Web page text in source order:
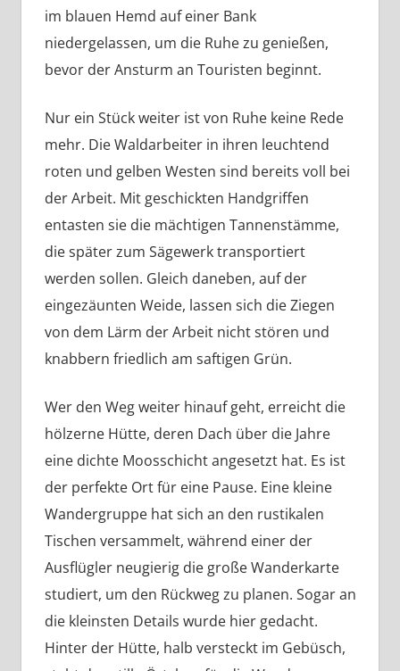
im blauen Hemd auf einer Bank
niedergelassen, um die Ruhe zu genießen,
bevor der Ansturm an Touristen beginnt.
Nur ein Stück weiter ist von Ruhe keine Rede
mehr. Die Waldarbeiter in ihren leuchtend
roten und gelben Westen sind bereits voll bei
der Arbeit. Mit geschickten Handgriffen
entasten sie die mächtigen Tannenstämme,
die später zum Sägewerk transportiert
werden sollen. Gleich daneben, auf der
eingezäunten Weide, lassen sich die Ziegen
von dem Lärm der Arbeit nicht stören und
knabbern friedlich am saftigen Grün.
Wer den Weg weiter hinauf geht, erreicht die
hölzerne Hütte, deren Dach über die Jahre
eine dichte Moosschicht angesetzt hat. Es ist
der perfekte Ort für eine Pause. Eine kleine
Wandergruppe hat sich an den rustikalen
Tischen versammelt, während einer der
Ausflügler neugierig die große Wanderkarte
studiert, um den Rückweg zu planen. Sogar an
die kleinsten Details wurde hier gedacht.
Hinter der Hütte, halb versteckt im Gebüsch,